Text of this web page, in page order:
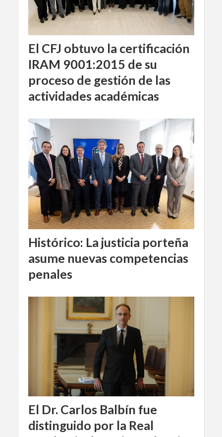
El CFJ obtuvo la certificación
IRAM 9001:2015 de su
proceso de gestión de las
actividades académicas
Histórico: La justicia porteña
asume nuevas competencias
penales
El Dr. Carlos Balbín fue
distinguido por la Real